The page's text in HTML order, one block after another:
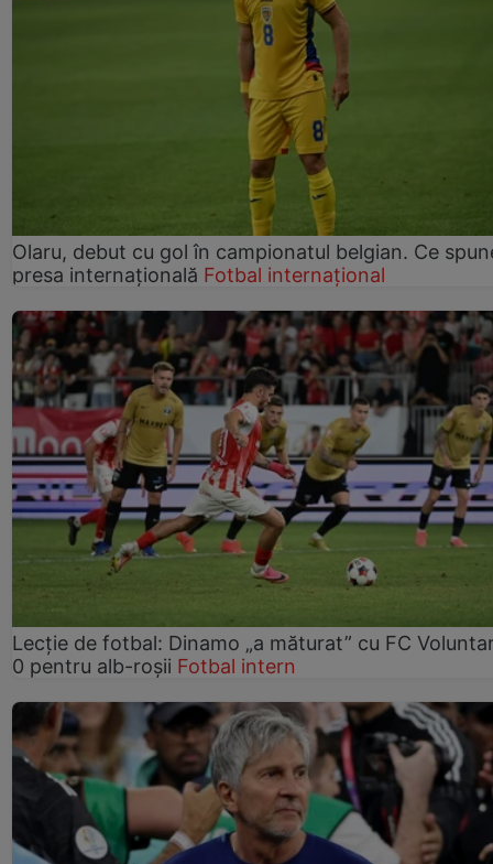
Olaru, debut cu gol în campionatul belgian. Ce
presa internațională Fotbal internațional
Lecție de fotbal: Dinamo „a măturat” cu FC
0 pentru alb-roșii Fotbal intern